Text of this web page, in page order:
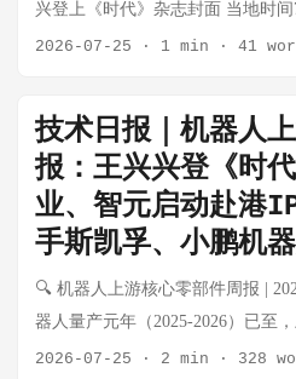
兴登上《时代》杂志封面 当地时
CEO王兴兴与其载人机甲产品
预言者"，"他身材瘦削，戴着眼镜
上那种张扬的傲气。相反，他在谈
安静而坚定的信念"。 💡 影响：
形机器人公司之一，登上《时代》
顿动力们的"高研发+高定价"模式
视。 📰 马斯克公开质疑人形机器
或剧本 在特斯拉二季度财报电话
2026-07-25 · 1 min · 41
技术日报｜机器人
报：王兴兴登《时
业、智元启动赴港
手斯凯孚、小鹏机
🔍 机器人上游核心零部件周报 |
器人量产元年（2025-2026）已至
管谁赢都受益"的卖水人逻辑，正
2026-07-25 · 2 min · 328